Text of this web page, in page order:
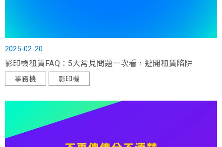
2025-02-20
影印機租賃FAQ：5大常見問題一次看，避開租賃陷阱
事務機 影印機